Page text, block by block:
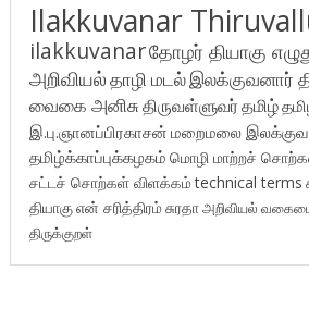
Ilakkuvanar
ilakkuvanarதோழர் தியாகு
அறிவியல்தாழி மடல்இலக்குவனார்
வைகை அனிசுதிருவள்ளுவர்தமிழ்
இ.பு.ஞானப்பிரகாசன் மறைமலை
தமிழ்க்காப்புக்கழகம் மொழி மாற்றச்
சட்டச் சொற்கள் விளக்கம்technical terms
தியாகுஎன் சரித்திரம்சுரதாஅறிவியல்
திருக்குறள்